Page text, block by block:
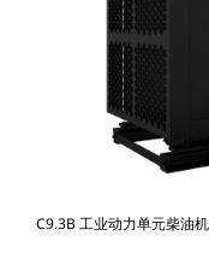
C9.3B 工业动力单元柴油